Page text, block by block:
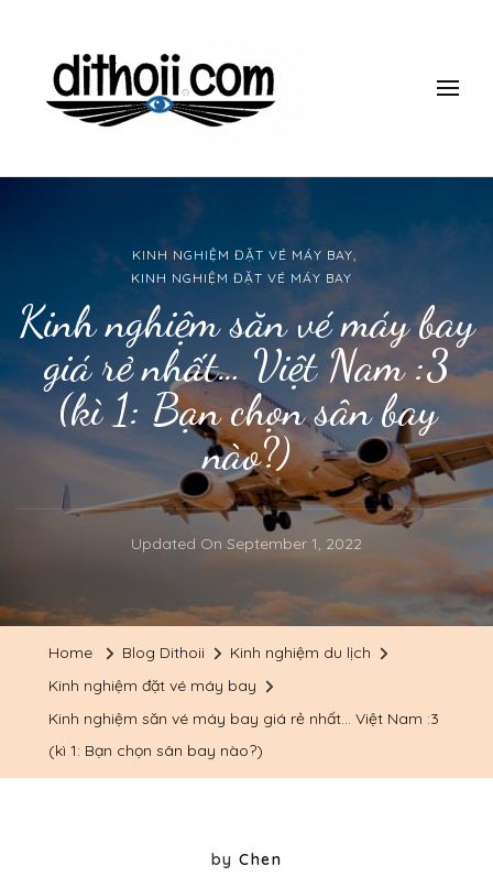
ĐI THÔII!
Du lịch một mình có gì thú vị? làm thế nào để đi một mình mà
vẫn an toàn, giá rẻ vui vẻ? Tham khảo những kinh nghiệm 10
năm đi du lịch một mình của mình nhé.
KINH NGHIỆM ĐẶT VÉ MÁY BAY
KINH NGHIỆM ĐẶT VÉ MÁY BAY
Kinh nghiệm săn vé máy bay
giá rẻ nhất… Việt Nam :3
(kì 1: Bạn chọn sân bay
nào?)
Updated On September 1, 2022
Home Blog Dithoii
Kinh nghiệm du lịch
Kinh nghiệm đặt vé máy bay
Kinh nghiệm săn vé máy bay giá rẻ nhất… Việt Nam :3
(kì 1: Bạn chọn sân bay nào?)
byChen